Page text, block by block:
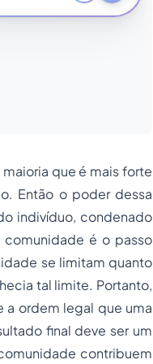
que é mais forte
Então o poder dessa
indivíduo, condenado
é o passo
se limitam quanto
tal limite. Portanto,
a ordem legal que uma
final deve ser um
contribuem